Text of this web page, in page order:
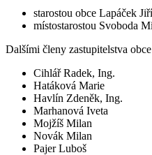
starostou obce Lapáček Jiří
místostarostou Svoboda
Dalšími členy zastupitelstva
Cihlář Radek, Ing.
Hatáková Marie
Havlín Zdeněk, Ing.
Marhanová Iveta
Mojžíš Milan
Novák Milan
Pajer Luboš